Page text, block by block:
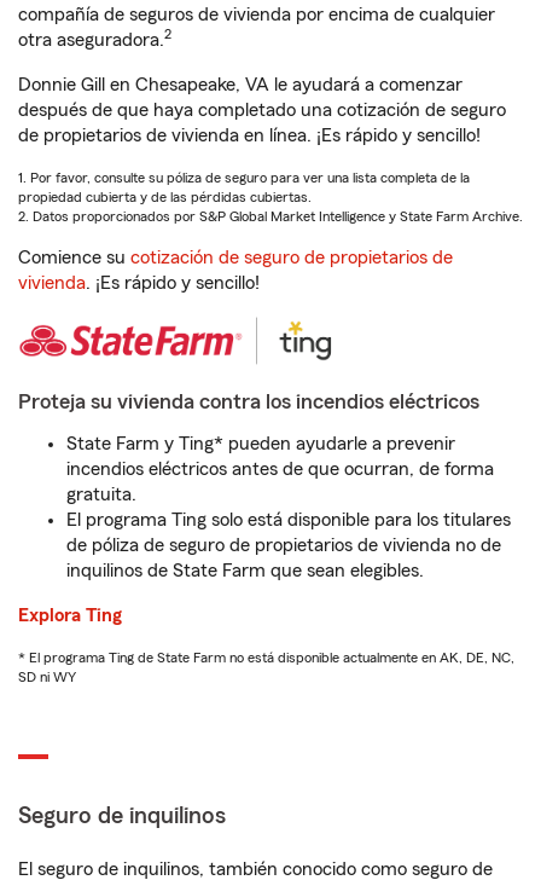
compañía de seguros de vivienda por encima de cualquier
otra aseguradora.2
Donnie Gill en Chesapeake, VA le ayudará a comenzar
después de que haya completado una cotización de seguro
de propietarios de vivienda en línea. ¡Es rápido y sencillo!
1. Por favor, consulte su póliza de seguro para ver una lista completa de la
propiedad cubierta y de las pérdidas cubiertas.
2. Datos proporcionados por S&P Global Market Intelligence y State Farm Archive.
Comience su cotización de seguro de propietarios de
vivienda. ¡Es rápido y sencillo!
Proteja su vivienda contra los incendios eléctricos
State Farm y Ting* pueden ayudarle a prevenir
incendios eléctricos antes de que ocurran, de forma
gratuita.
El programa Ting solo está disponible para los titulares
de póliza de seguro de propietarios de vivienda no de
inquilinos de State Farm que sean elegibles.
Explora Ting
* El programa Ting de State Farm no está disponible actualmente en AK, DE, NC,
SD ni WY
Seguro de inquilinos
El seguro de inquilinos, también conocido como seguro de